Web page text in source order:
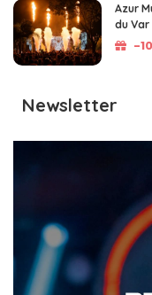
Azur
du Var
-
Newsletter